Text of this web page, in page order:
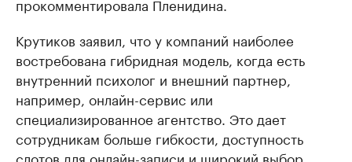
прокомментировала Пленидина.
Крутиков заявил, что у компаний наиболее
востребована гибридная модель, когда есть
внутренний психолог и внешний партнер,
например, онлайн-сервис или
специализированное агентство. Это дает
сотрудникам больше гибкости, доступность
слотов для онлайн-записи и широкий выбор